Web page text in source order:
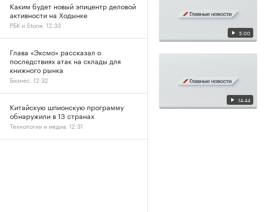
5:00
14:44
Каким будет новый эпицентр деловой
активности на Ходынке
РБК и Stone, 12:33
Глава «Эксмо» рассказал о
последствиях атак на склады для
книжного рынка
Бизнес, 12:32
Китайскую шпионскую программу
обнаружили в 13 странах
Технологии и медиа, 12:31